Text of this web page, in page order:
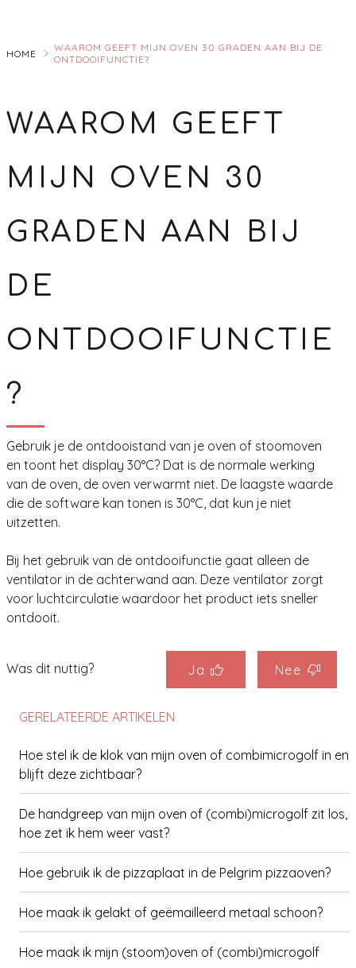
Main
HOME
WAAROM GEEFT MIJN OVEN 30 GRADEN AAN BIJ DE
ONTDOOIFUNCTIE?
WAAROM GEEFT
MIJN OVEN 30
GRADEN AAN BIJ
DE
ONTDOOIFUNCTIE
?
Gebruik je de ontdooistand van je oven of stoomoven
en toont het display 30°C? Dat is de normale werking
van de oven, de oven verwarmt niet. De laagste waarde
die de software kan tonen is 30°C, dat kun je niet
uitzetten.
Bij het gebruik van de ontdooifunctie gaat alleen de
ventilator in de achterwand aan. Deze ventilator zorgt
voor luchtcirculatie waardoor het product iets sneller
ontdooit.
Was dit nuttig? Ja Nee
GERELATEERDE ARTIKELEN
Hoe stel ik de klok van mijn oven of combimicrogolf in en
blijft deze zichtbaar?
De handgreep van mijn oven of (combi)microgolf zit los,
hoe zet ik hem weer vast?
Hoe gebruik ik de pizzaplaat in de Pelgrim pizzaoven?
Hoe maak ik gelakt of geëmailleerd metaal schoon?
Hoe maak ik mijn (stoom)oven of (combi)microgolf